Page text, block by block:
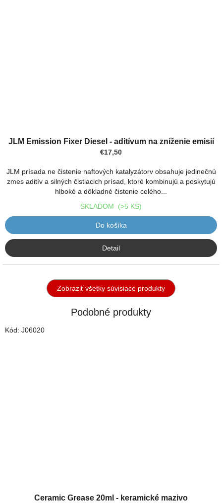
hodnotenie
5,0
z
JLM Emission Fixer Diesel - aditívum na zníženie emisií
€17,50
JLM prísada ne čistenie naftových katalyzátorv obsahuje jedinečnú
zmes aditív a silných čistiacich prísad, ktoré kombinujú a poskytujú
hlboké a dôkladné čistenie celého...
SKLADOM (>5 KS)
Do košíka
Detail
Zobraziť všetky súvisiace produkty
Podobné produkty
Ceramic Grease 20ml - keramické mazivo
Kód: J06020